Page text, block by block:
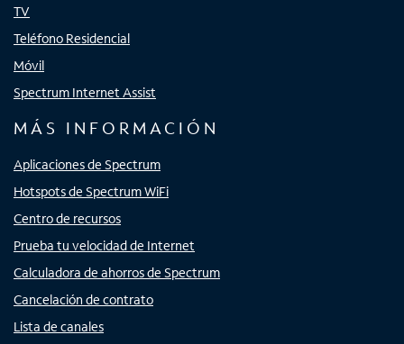
TV
Teléfono Residencial
Móvil
Spectrum Internet Assist
MÁS INFORMACIÓN
Aplicaciones de Spectrum
Hotspots de Spectrum WiFi
Centro de recursos
Prueba tu velocidad de Internet
Calculadora de ahorros de Spectrum
Cancelación de contrato
Lista de canales